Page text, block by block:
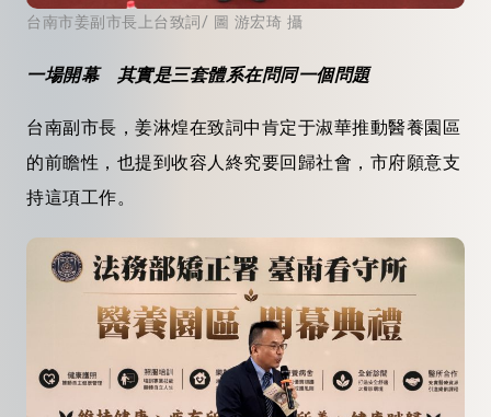
台南市姜副市長上台致詞/ 圖 游宏琦 攝
一場開幕 其實是三套體系在問同一個問題
台南副市長，姜淋煌在致詞中肯定于淑華推動醫養園區
的前瞻性，也提到收容人終究要回歸社會，市府願意支
持這項工作。